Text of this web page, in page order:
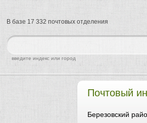
Почтовый
Березовский
найти
введите индекс или город
В базе 17 332 почтовых отделения